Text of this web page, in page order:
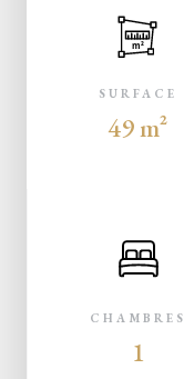
m²
SURFACE
49 m²
CHAMBRES
1